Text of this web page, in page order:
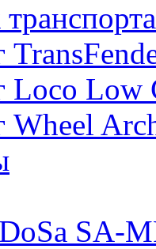
Loco Low
SA-